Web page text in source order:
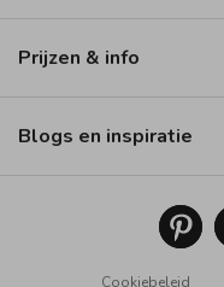
Prijzen & info
Blogs en inspiratie
Cookiebeleid